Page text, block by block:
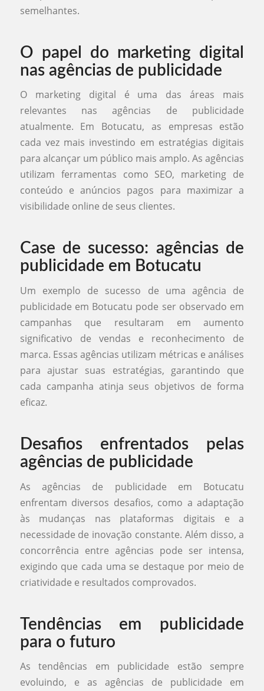
semelhantes.
O papel do marketing digital
nas agências de publicidade
O marketing digital é uma das áreas mais
relevantes nas agências de publicidade
atualmente. Em Botucatu, as empresas estão
cada vez mais investindo em estratégias digitais
para alcançar um público mais amplo. As agências
utilizam ferramentas como SEO, marketing de
conteúdo e anúncios pagos para maximizar a
visibilidade online de seus clientes.
Case de sucesso: agências de
publicidade em Botucatu
Um exemplo de sucesso de uma agência de
publicidade em Botucatu pode ser observado em
campanhas que resultaram em aumento
significativo de vendas e reconhecimento de
marca. Essas agências utilizam métricas e análises
para ajustar suas estratégias, garantindo que
cada campanha atinja seus objetivos de forma
eficaz.
Desafios enfrentados pelas
agências de publicidade
As agências de publicidade em Botucatu
enfrentam diversos desafios, como a adaptação
às mudanças nas plataformas digitais e a
necessidade de inovação constante. Além disso, a
concorrência entre agências pode ser intensa,
exigindo que cada uma se destaque por meio de
criatividade e resultados comprovados.
Tendências em publicidade
para o futuro
As tendências em publicidade estão sempre
evoluindo, e as agências de publicidade em